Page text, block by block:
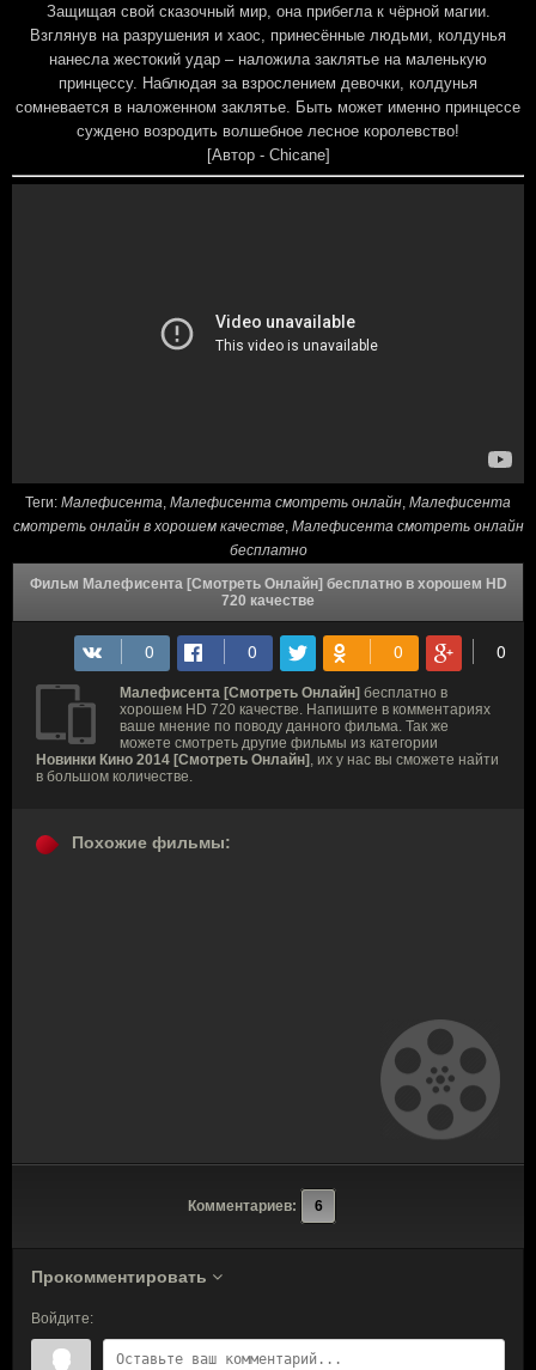
Защищая свой сказочный мир, она прибегла к чёрной магии.
Взглянув на разрушения и хаос, принесённые людьми, колдунья
нанесла жестокий удар – наложила заклятье на маленькую
принцессу. Наблюдая за взрослением девочки, колдунья
сомневается в наложенном заклятье. Быть может именно принцессе
суждено возродить волшебное лесное королевство!
[Автор - Chicane]
Теги: Малефисента Малефисента смотреть онлайн Малефисента
смотреть онлайн в хорошем качестве, Малефисента смотреть онлайн
бесплатно
Фильм Малефисента [Смотреть Онлайн] бесплатно в хорошем HD
720 качестве
Малефисента [Смотреть Онлайн] бесплатно в
хорошем HD 720 качестве. Напишите в комментариях
ваше мнение по поводу данного фильма. Так же
можете смотреть другие фильмы из категории
Новинки Кино 2014 [Смотреть Онлайн] , их у нас вы сможете найти
в большом количестве.
Похожие фильмы:
Комментариев: 6
Прокомментировать
Войдите: